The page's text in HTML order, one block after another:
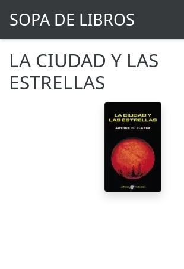
SOPA DE LIBROS
LA CIUDAD Y LAS
ESTRELLAS